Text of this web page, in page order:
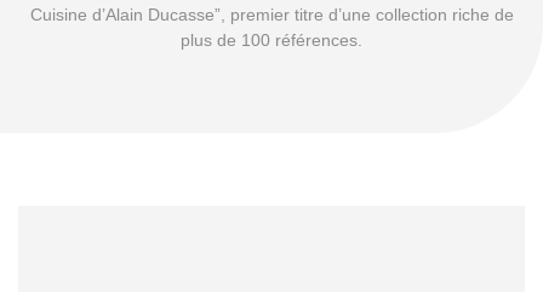
Cuisine d’Alain Ducasse”, premier titre d’une collection riche de
plus de 100 références.